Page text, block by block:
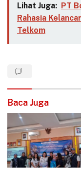
Lihat Juga: PT
Rahasia
Telkom
Baca Juga